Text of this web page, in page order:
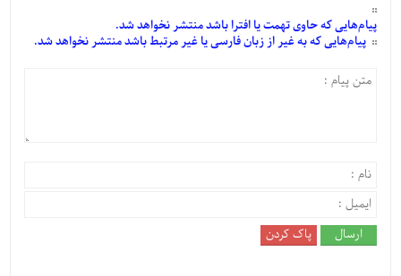
پیام‌هاییکه حاوی تهمت یا افترا باشد منتشر نخواهد شد.
پیام‌هاییکه به غیر از زبان فارسی یا غیر مرتبط باشد منتشر نخواهد شد.